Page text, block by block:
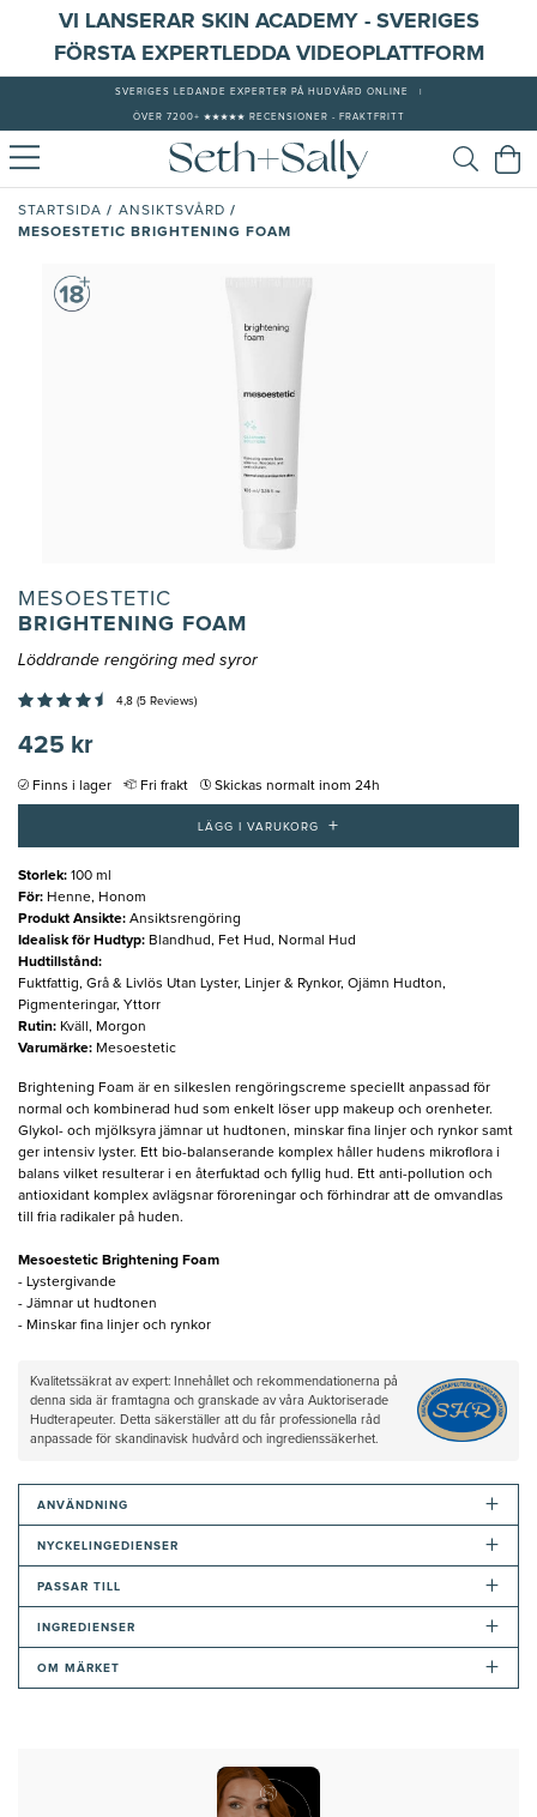
VI LANSERAR SKIN ACADEMY - SVERIGES
FÖRSTA EXPERTLEDDA VIDEOPLATTFORM
SVERIGES LEDANDE EXPERTER PÅ HUDVÅRD ONLINE
ÖVER 7200+ ★★★★★ RECENSIONER - FRAKTFRITT
STARTSIDA / ANSIKTSVÅRD /
MESOESTETIC BRIGHTENING FOAM
MESOESTETIC
BRIGHTENING FOAM
Löddrande rengöring med syror
4,8 (5 Reviews)
425 kr
Finns i lager Fri frakt Skickas normalt inom 24h
LÄGG I VARUKORG +
Storlek: 100 ml
För: Henne, Honom
Produkt Ansikte: Ansiktsrengöring
Idealisk för Hudtyp: Blandhud, Fet Hud, Normal Hud
Hudtillstånd:
Fuktfattig, Grå & Livlös Utan Lyster, Linjer & Rynkor, Ojämn Hudton,
Pigmenteringar, Yttorr
Rutin: Kväll, Morgon
Varumärke: Mesoestetic
Brightening Foam är en silkeslen rengöringscreme speciellt anpassad för
normal och kombinerad hud som enkelt löser upp makeup och orenheter.
Glykol- och mjölksyra jämnar ut hudtonen, minskar fina linjer och rynkor samt
ger intensiv lyster. Ett bio-balanserande komplex håller hudens mikroflora i
balans vilket resulterar i en återfuktad och fyllig hud. Ett anti-pollution och
antioxidant komplex avlägsnar föroreningar och förhindrar att de omvandlas
till fria radikaler på huden.
Mesoestetic Brightening Foam
- Lystergivande
- Jämnar ut hudtonen
- Minskar fina linjer och rynkor
Kvalitetssäkrat av expert: Innehållet och rekommendationerna på
denna sida är framtagna och granskade av våra Auktoriserade
Hudterapeuter. Detta säkerställer att du får professionella råd
anpassade för skandinavisk hudvård och ingredienssäkerhet.
ANVÄNDNING +
NYCKELINGEDIENSER +
PASSAR TILL +
INGREDIENSER +
OM MÄRKET +